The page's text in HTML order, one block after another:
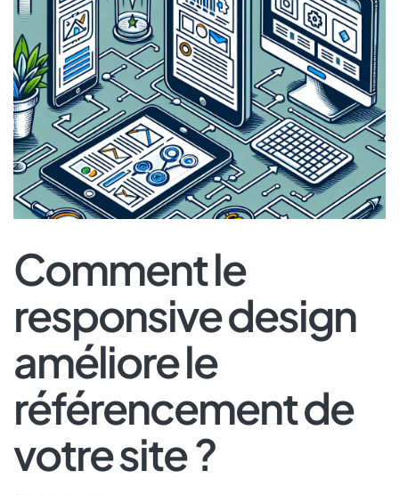
Comment le
responsive design
améliore le
référencement de
votre site ?